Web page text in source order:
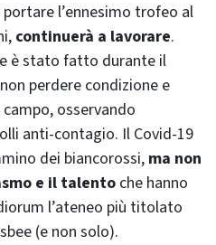
l’ennesimo trofeo al
continuerà a lavorare.
è stato fatto durante il
perdere condizione e
osservando
anti-contagio. Il Covid-19
dei biancorossi, ma non
e il talento che hanno
l’ateneo più titolato
(e non solo).